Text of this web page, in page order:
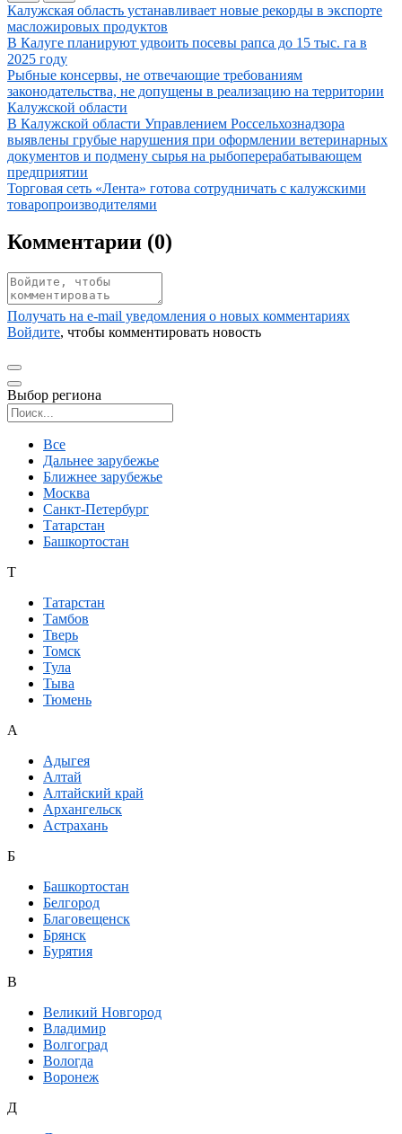
Иллюстрация новости
Калужская область устанавливает новые рекорды в экспорте
масложировых продуктов
Иллюстрация новости
В Калуге планируют удвоить посевы рапса до 15 тыс. га в
2025 году
Иллюстрация новости
Рыбные консервы, не отвечающие требованиям
законодательства, не допущены в реализацию на территории
Калужской области
Иллюстрация новости
В Калужской области Управлением Россельхознадзора
выявлены грубые нарушения при оформлении ветеринарных
документов и подмену сырья на рыбоперерабатывающем
предприятии
Иллюстрация новости
Торговая сеть «Лента» готова сотрудничать с калужскими
товаропроизводителями
Комментарии (0)
Получать на e‑mail уведомления о новых комментариях
Войдите, чтобы комментировать новость
Выбор региона
Все
Дальнее зарубежье
Ближнее зарубежье
Москва
Санкт-Петербург
Татарстан
Башкортостан
Т
Татарстан
Тамбов
Тверь
Томск
Тула
Тыва
Тюмень
А
Адыгея
Алтай
Алтайский край
Архангельск
Астрахань
Б
Башкортостан
Белгород
Благовещенск
Брянск
Бурятия
В
Великий Новгород
Владимир
Волгоград
Вологда
Воронеж
Д